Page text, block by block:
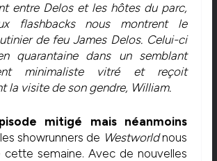
entre Delos et les hôtes du parc,
flashbacks nous montrent le
de feu James Delos. Celui-ci
quarantaine dans un semblant
minimaliste vitré et reçoit
la visite de son gendre, William.
mitigé mais néanmoins
showrunners de Westworldnous
cette semaine. Avec de nouvelles